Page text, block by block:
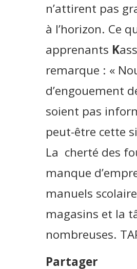
n’attirent pas
à l’horizon. Ce
apprenants K
remarque : «
d’engouement
soient pas
peut-être cette
La cherté des
manque
manuels
magasins et la
nombreuses.
Partager